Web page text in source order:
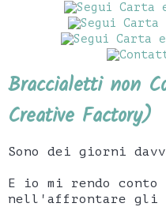
Braccialetti non
Creative Factory)
Sono dei giorni
E io mi rendo conto
nell'affrontare gli